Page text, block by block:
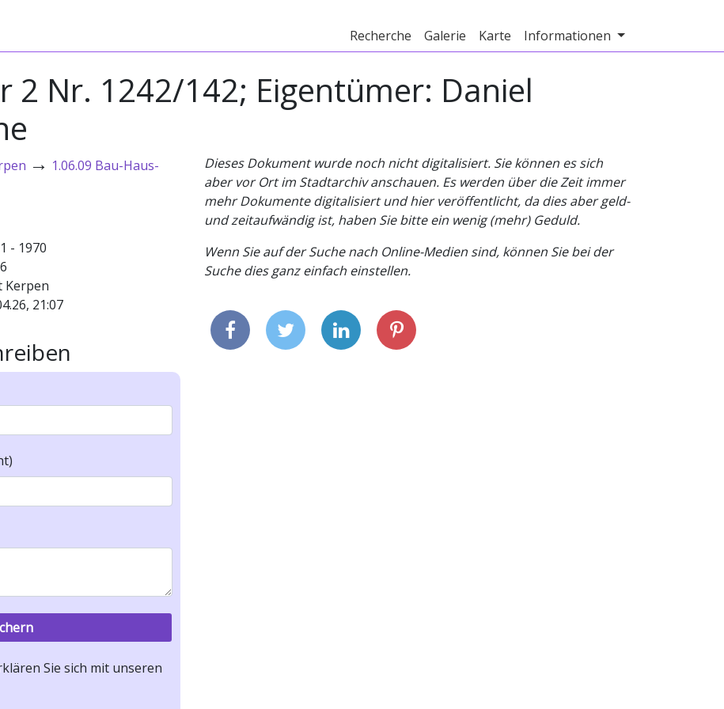
Recherche Galerie Karte Informationen
2 Nr. 1242/142; Eigentümer: Daniel
→ 1.06.09 Bau-Haus-
- 1970
Kerpen
21:07
Sie sich mit unseren
Dieses Dokument wurde noch nicht digitalisiert. Sie können es sich
aber vor Ort im Stadtarchiv anschauen. Es werden über die Zeit immer
mehr Dokumente digitalisiert und hier veröffentlicht, da dies aber geld-
und zeitaufwändig ist, haben Sie bitte ein wenig (mehr) Geduld.
Wenn Sie auf der Suche nach Online-Medien sind, können Sie bei der
Suche dies ganz einfach einstellen.